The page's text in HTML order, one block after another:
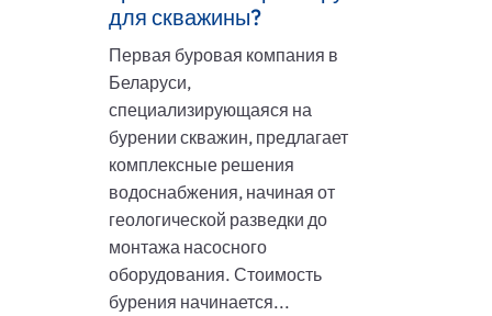
для скважины?
Первая буровая компания в
Беларуси,
специализирующаяся на
бурении скважин, предлагает
комплексные решения
водоснабжения, начиная от
геологической разведки до
монтажа насосного
оборудования. Стоимость
бурения начинается...